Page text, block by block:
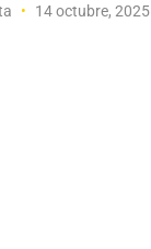
14 octubre, 2025